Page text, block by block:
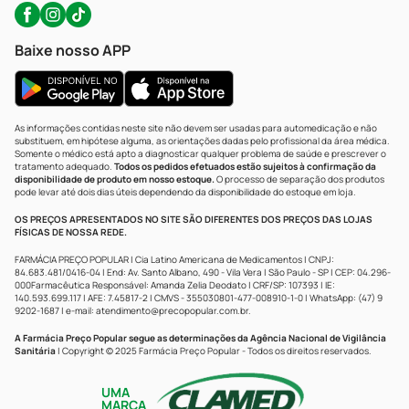
Baixe nosso APP
As informações contidas neste site não devem ser usadas para automedicação e não
substituem, em hipótese alguma, as orientações dadas pelo profissional da área médica.
Somente o médico está apto a diagnosticar qualquer problema de saúde e prescrever o
tratamento adequado. Todos os pedidos efetuados estão sujeitos à confirmação da
disponibilidade de produto em nosso estoque.O processo de separação dos produtos
pode levar até dois dias úteis dependendo da disponibilidade do estoque em loja.
OS PREÇOS APRESENTADOS NO SITE SÃO DIFERENTES DOS PREÇOS DAS LOJAS
FÍSICAS DE NOSSA REDE.
FARMÁCIA PREÇO POPULAR | Cia Latino Americana de Medicamentos | CNPJ:
84.683.481/0416-04 | End: Av. Santo Albano, 490 - Vila Vera | São Paulo - SP | CEP: 04.296-
000Farmacêutica Responsável: Amanda Zelia Deodato | CRF/SP: 107393 | IE:
140.593.699.117 | AFE: 7.45817-2 | CMVS - 355030801-477-008910-1-0 | WhatsApp: (47) 9
9202-1687 | e-mail: atendimento@precopopular.com.br.
A Farmácia Preço Popular segue as determinações da Agência Nacional de Vigilância
Sanitária | Copyright © 2025 Farmácia Preço Popular - Todos os direitos reservados.
UMA
MARCA